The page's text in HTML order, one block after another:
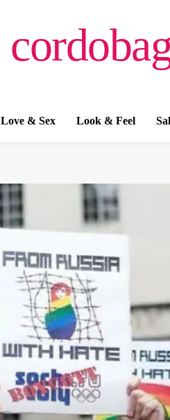
Love & Sex Look & Feel